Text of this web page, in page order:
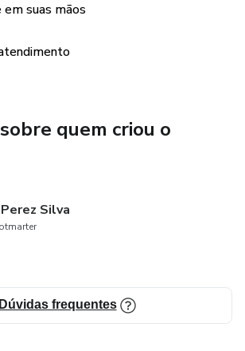
suas mãos
quem criou o
Silva
Dúvidas frequentes